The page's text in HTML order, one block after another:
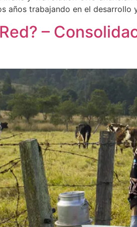
años trabajando en el desarrollo
–